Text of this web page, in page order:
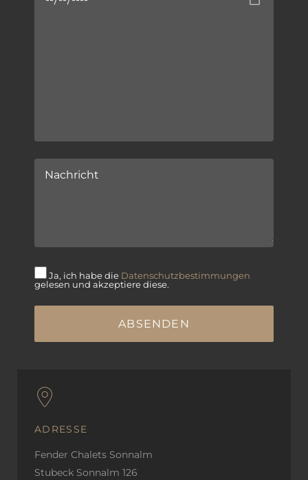
Nachricht
Ja, ich habe die Datenschutzbestimmungen
gelesen und akzeptiere diese.
ADRESSE
Fender Chalets Sonnalm
Stubeck Sonnalm 126